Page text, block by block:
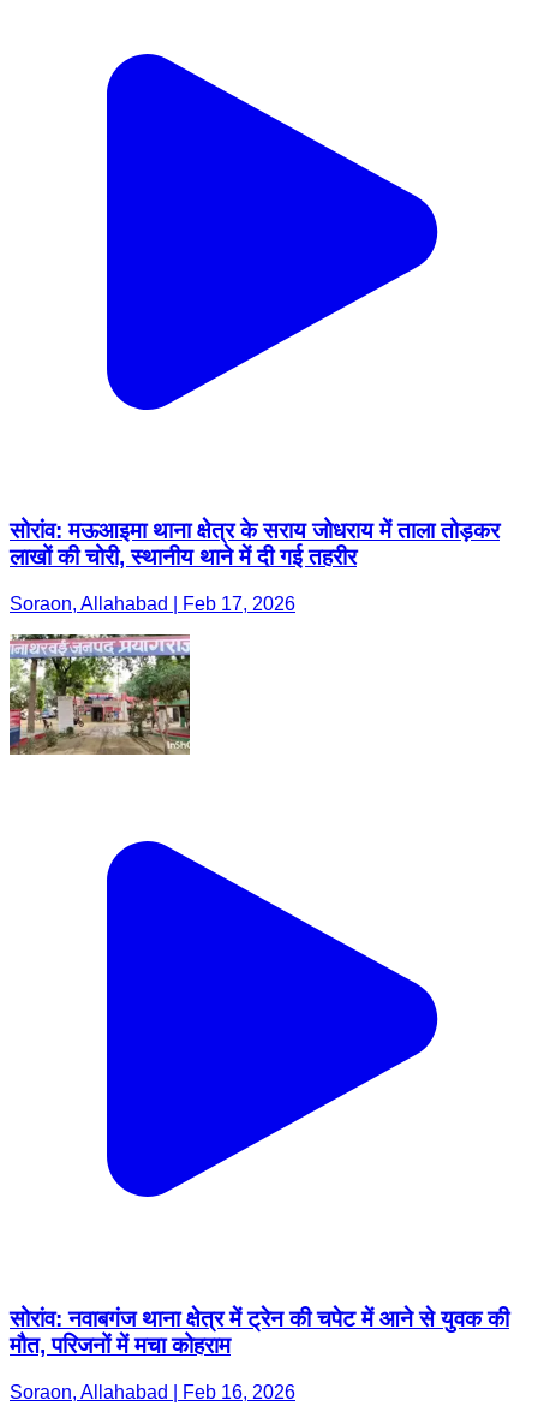
सोरांव: मऊआइमा थाना क्षेत्र के सराय जोधराय में ताला तोड़कर
लाखों की चोरी, स्थानीय थाने में दी गई तहरीर
Soraon, Allahabad | Feb 17, 2026
सोरांव: नवाबगंज थाना क्षेत्र में ट्रेन की चपेट में आने से युवक की
मौत, परिजनों में मचा कोहराम
Soraon, Allahabad | Feb 16, 2026